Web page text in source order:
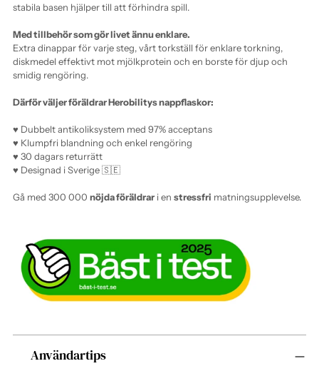
stabila basen hjälper till att förhindra spill.
Med tillbehör som gör livet ännu enklare.
Extra dinappar för varje steg, vårt torkställ för enklare torkning,
diskmedel effektivt mot mjölkprotein och en borste för djup och
smidig rengöring.
Därför väljer föräldrar Herobilitys nappflaskor:
♥ Dubbelt antikoliksystem med 97% acceptans
♥ Klumpfri blandning och enkel rengöring
♥ 30 dagars returrätt
♥ Designad i Sverige 🇸🇪
Gå med 300 000 nöjda föräldrar i en stressfri matningsupplevelse.
produkten
Användartips